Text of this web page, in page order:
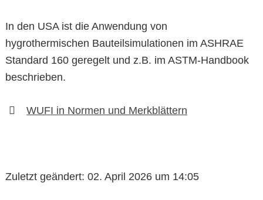
In den USA ist die Anwendung von
hygrothermischen Bauteilsimulationen im ASHRAE
Standard 160 geregelt und z.B. im ASTM-Handbook
beschrieben.
WUFI in Normen und Merkblättern
Zuletzt geändert: 02. April 2026 um 14:05